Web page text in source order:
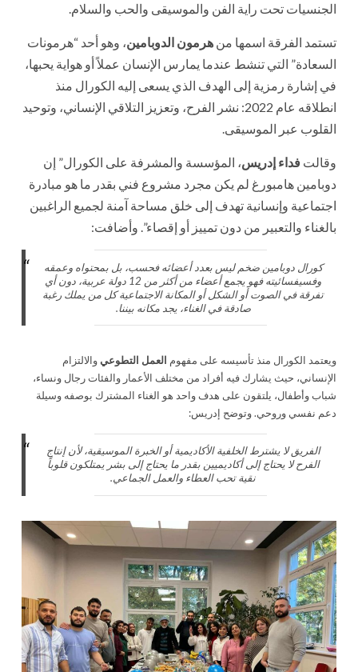
الجنسيات تحت راية الفن والموسيقى والحب والسلام.
تستمد الفرقة اسمها من هرمون الدوبامين، وهو أحد “هرمونات
السعادة” التي تنشط عندما يمارس الإنسان عملاً أو هواية يحبها،
في إشارة رمزية إلى الهدف الذي يسعى إليه الكورال منذ
انطلاقه عام 2022: نشر الفرح، وتعزيز التلاقي الإنساني، وتوحيد
القلوب عبر الموسيقى.
وقالت فداء إدريس، المؤسسة والمشرفة على الكورال” إن
دوبامين هامبورغ لم يكن مجرد مشروع فني بقدر ما هو مبادرة
اجتماعية وإنسانية تهدف إلى خلق مساحة آمنة لجميع الراغبين
بالغناء والتعبير من دون تمييز أو إقصاء”. وأضافت:
كورال دوبامين ضخم ليس بعدد أعضائه فحسب، بل بمحتواه وعمقه
وفسيفسائيته فهو يجمع أعضاء من أكثر من 12 دولة عربية، دون أي
تفرقة في الصوت أو الشكل أو المكانة الاجتماعية كل من يملك رغبة
صادقة في الغناء، يجد مكانه بيننا.
ويعتمد الكورال منذ تأسيسه على مفهوم العمل التطوعي والالتزام
الإنساني، حيث يشارك فيه أفراد من مختلف الأعمار والفئات رجال ونساء،
شباب وأطفال، يلتقون على هدف واحد هو الغناء المشترك بوصفه وسيلة
دعم نفسي وروحي. وتوضح إدريس:
الفريق لا يشترط الخلفية الأكاديمية أو الخبرة الموسيقية، لأن إنتاج
الفرح لا يحتاج إلى أكاديميين بقدر ما يحتاج إلى بشر يمتلكون قلوباً
نقية تحب العطاء والعمل الجماعي.